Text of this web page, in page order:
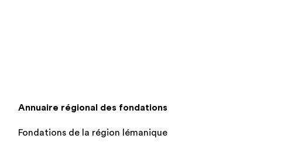
Annuaire régional des fondations
Fondations de la région lémanique